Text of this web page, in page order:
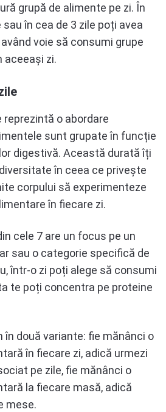
grupă de alimente pe zi. În
în cea de 3 zile poți avea
voie să consumi grupe
aceeași zi.
o abordare
sunt grupate în funcție
digestivă. Această durată îți
în ceea ce privește
corpului să experimenteze
în fiecare zi.
cele 7 are un focus pe un
sau o categorie specifică de
într-o zi poți alege să consumi
te poți concentra pe proteine
două variante: fie mănânci o
în fiecare zi, adică urmezi
pe zile, fie mănânci o
la fiecare masă, adică
mese.